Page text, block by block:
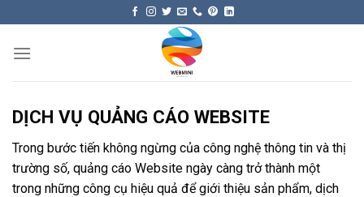
content
DỊCH VỤ QUẢNG CÁO WEBSITE
Trong bước tiến không ngừng của công nghệ thông tin và thị
trường số, quảng cáo Website ngày càng trở thành một
trong những công cụ hiệu quả để giới thiệu sản phẩm, dịch